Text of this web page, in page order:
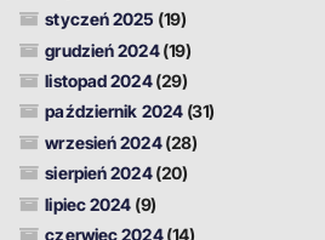
styczeń 2025 (19)
grudzień 2024(19)
listopad 2024(29)
październik 2024(31)
wrzesień 2024(28)
sierpień 2024(20)
lipiec 2024 (9)
czerwiec 2024(14)